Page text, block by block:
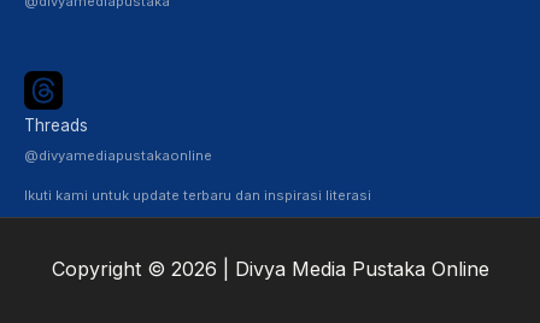
Threads
@divyamediapustakaonline
Ikuti kami untuk update terbaru dan inspirasi literasi
Copyright © 2026 | Divya Media Pustaka Online